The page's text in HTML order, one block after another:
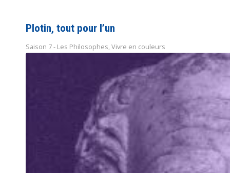
Plotin, tout pour l’un
Saison 7 - Les Philosophes, Vivre en couleurs